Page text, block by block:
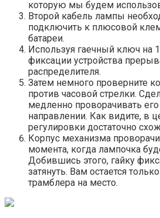
которую мы будем
Второй кабель лампы
подключить к плюсовой
батареи.
Используя гаечный ключ на
фиксации устройства
распределителя.
Затем немного проверните
против часовой стрелки.
медленно проворачивать
направлении. Как видите, в
регулировки достаточно
Корпус механизма
момента, когда лампочка
Добившись этого, гайку
затянуть. Вам остается
трамблера на место.